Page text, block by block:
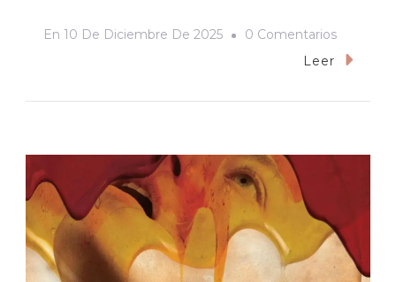
En 10 De Diciembre De 2025 0 ComentariosEn
Mi
Leer